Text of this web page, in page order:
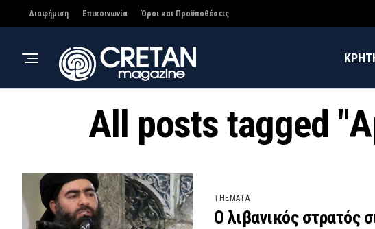
Διαφήμιση Επικοινωνία Όροι και Προϋποθέσεις
All posts tagged
THEMATA
Ο λιβανικός στρατός